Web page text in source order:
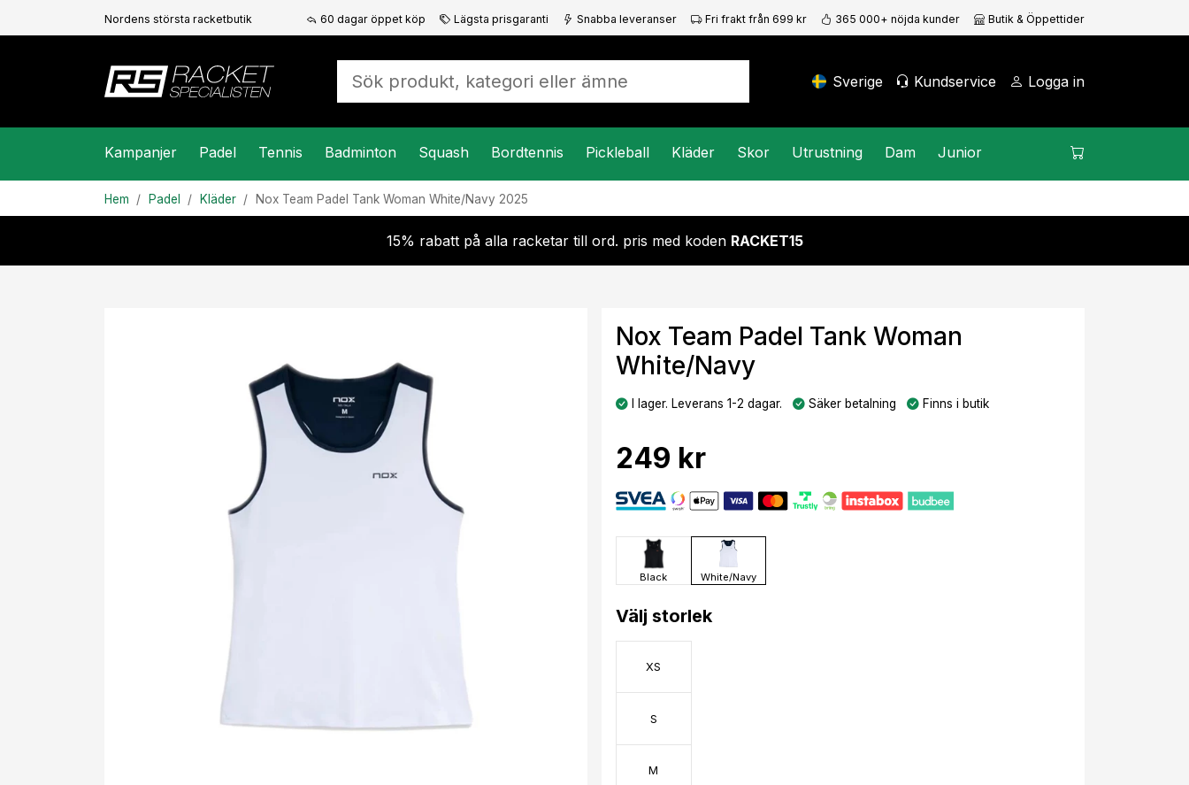
Nordens största racketbutik 60 dagar öppet köp Lägsta prisgaranti Snabba leveranser Fri frakt från 699 kr 365 000+ nöjda kunder Butik & Öppettider
Sverige Kundservice Logga in
Kampanjer Padel Tennis Badminton Squash Bordtennis Pickleball Kläder Skor Utrustning Dam Junior
Hem Padel Kläder Nox Team Padel Tank Woman White/Navy 2025
15% rabatt på alla racketar till ord. pris med koden RACKET15
Nox Team Padel Tank Woman
White/Navy
I lager. Leverans 1-2 dagar. Säker betalning Finns i butik
249 kr
Black White/Navy
Välj storlek
XS
S
M